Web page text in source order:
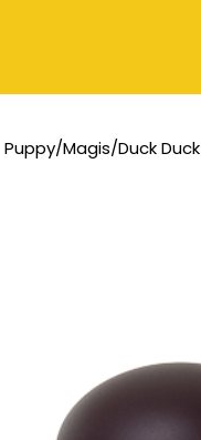
Puppy/Magis/Duck Duck